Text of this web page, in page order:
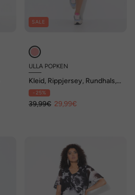
SALE
ULLA POPKEN
Kleid, Rippjersey, Rundhals,
A-Linie, Halbarm
- 25%
39,99€ 29,99€